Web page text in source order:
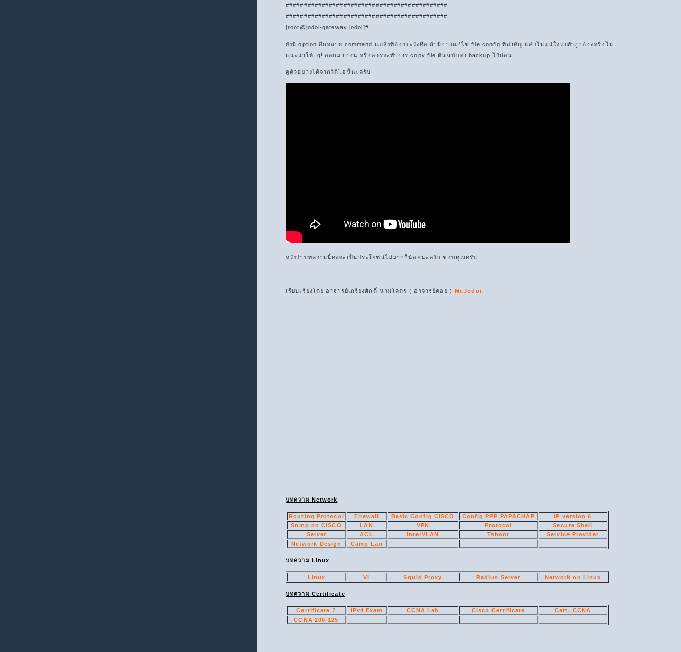
#############################################
#############################################
[root@jodoi-gateway jodoi]#
ยังมี option อีกหลาย command แต่สิ่งที่ต้องระวังคือ ถ้ามีการแก้ไข file config ที่สำคัญ แล้วไม่แน่ใจว่าทำถูกต้องหรือไม่
แนะนำให้ :q! ออกมาก่อน หรือควรจะทำการ copy file ต้นฉบับทำ backup ไว้ก่อน
ดูตัวอย่างได้จากวีดีโอนี้นะครับ
หวังว่าบทความนี้คงจะเป็นประโยชน์ไม่มากก็น้อยนะครับ ขอบคุณครับ
เรียบเรียงโดย อาจารย์เกรียงศักดิ์ นามโคตร ( อาจารย์ดอย ) Mr.Jodoi
--------------------------------------------------------------------------------------------------------
บทความ Network
Routing Protocol Firewall Basic Config CISCO Config PPP PAP&CHAP
IP version 6
Snmp on CISCO
LAN VPN Protocol
Secure Shell
Server
ACL InterVLAN Tshoot
Service Provider
Network Design
Camp Lan
บทความ Linux
Linux Vi Squid Proxy Radius Server Network on Linux
บทความ Certificate
Certificate ? IPv4 Exam CCNA Lab Cisco Certificate
Cert. CCNA
CCNA 200-125